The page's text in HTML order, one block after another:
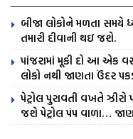
બીજા લોકોને મળતા સમયે
તમારી દીવાની થઇ જશે.
પાંજરામાં મૂકી દો આ એક
લોકો નથી જાણતા ઉંદર
પેટ્રોલ પુરાવતી વખતે
જશે પેટ્રોલ પંપ વાળા…